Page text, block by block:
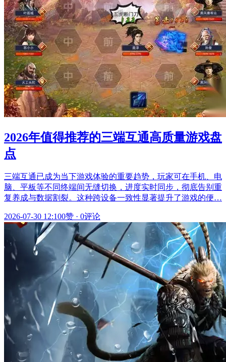
2026年值得推荐的三端互通高质量游戏盘
点
三端互通已成为当下游戏体验的重要趋势，玩家可在手机、电
脑、平板等不同终端间无缝切换，进度实时同步，彻底告别重
复养成与数据割裂。这种跨设备一致性显著提升了游戏的便…
2026-07-30 12:100赞 · 0评论